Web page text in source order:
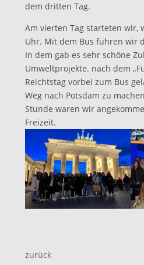
dem dritten Tag.
Am vierten Tag starteten wir,
Uhr. Mit dem Bus fuhren wir
In dem gab es sehr schöne
Umweltprojekte. nach dem
Reichtstag vorbei zum Bus
Weg nach Potsdam zu
Stunde waren wir
Freizeit.
zurück